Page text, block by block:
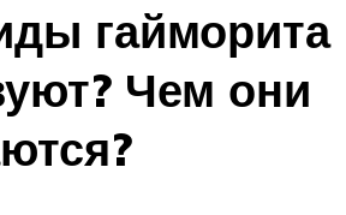
гайморита
Чем они